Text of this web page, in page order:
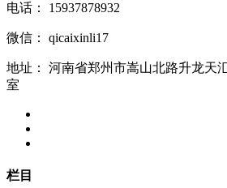
电话： 15937878932
微信： qicaixinli17
地址：
河南省郑州市嵩山北路升龙天
室
栏目